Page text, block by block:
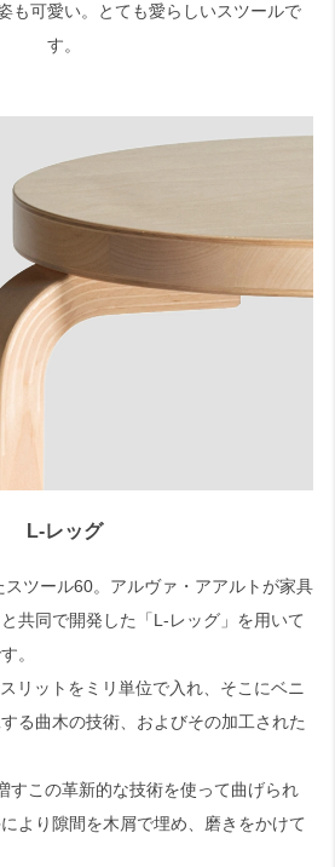
も可愛い。とても愛らしいスツールで
す。
L-レッグ
ツール60。アルヴァ・アアルトが家具
共同で開発した「L-レッグ」を用いて
。
リットをミリ単位で入れ、そこにベニ
る曲木の技術、およびその加工された
すこの革新的な技術を使って曲げられ
より隙間を木屑で埋め、磨きをかけて